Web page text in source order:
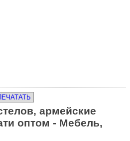
армейские
оптом - Мебель,